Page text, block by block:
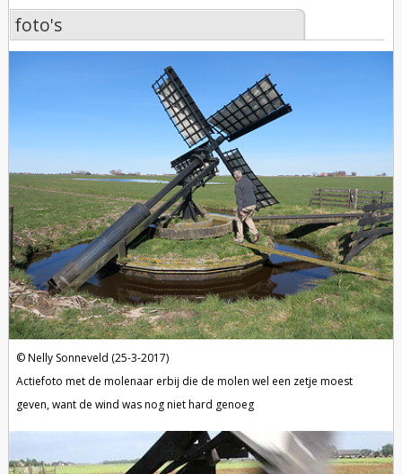
foto's
Nelly Sonneveld (25-3-2017)
Actiefoto met de molenaar erbij die de molen wel een zetje moest
geven, want de wind was nog niet hard genoeg